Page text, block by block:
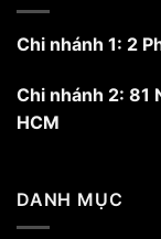
Chi nhánh 1: 2
Chi nhánh 2: 81
HCM
DANH MỤC